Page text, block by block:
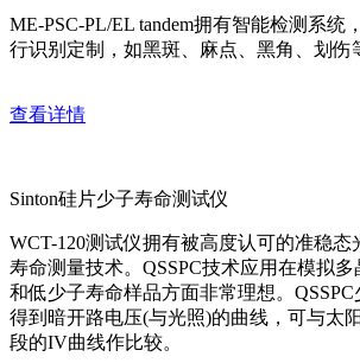
ME-PSC-PL/EL tandem拥有智能检测系统
行识别定制，如黑斑、麻点、黑角、划伤
查看详情
Sinton硅片少子寿命测试仪
WCT-120测试仪拥有被高度认可的准稳态
寿命测量技术。QSSPC技术应用在模拟
和低少子寿命样品方面非常理想。
得到暗开路电压(与光照)的曲线，可与太
段的IV曲线作比较。